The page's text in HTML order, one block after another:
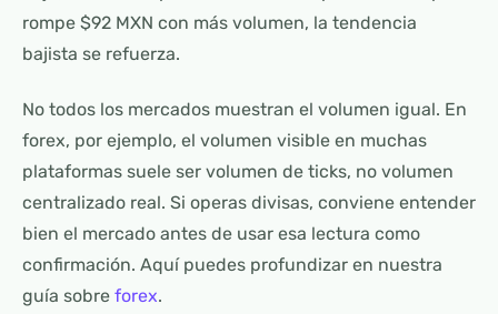
rompe $92 MXN con más volumen, la tendencia
bajista se refuerza.
No todos los mercados muestran el volumen igual. En
forex, por ejemplo, el volumen visible en muchas
plataformas suele ser volumen de ticks, no volumen
centralizado real. Si operas divisas, conviene entender
bien el mercado antes de usar esa lectura como
confirmación. Aquí puedes profundizar en nuestra
guía sobre forex.